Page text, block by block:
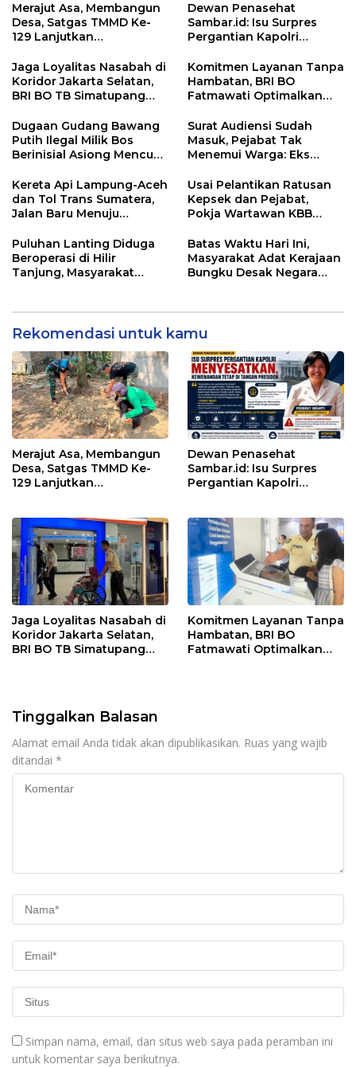
Merajut Asa, Membangun
Desa, Satgas TMMD Ke-
129 Lanjutkan
Dewan Penasehat
Sambar.id: Isu Surpres
Pergantian Kapolri
Kewenangan Mutlak di
Tangan Presiden
Jaga Loyalitas Nasabah di
Koridor Jakarta Selatan,
BRI BO TB Simatupang
Komitmen Layanan Tanpa
Hambatan, BRI BO
Fatmawati Optimalkan
Setiap Lini
Dugaan Gudang Bawang
Putih Ilegal Milik Bos
Berinisial Asiong Mencuat,
Didesak Bertindak
Surat Audiensi Sudah
Masuk, Pejabat Tak
Menemui Warga: Eks
Pelayanan Dinas
Transmigrasi Luwu Timur
Kereta Api Lampung-Aceh
dan Tol Trans Sumatera,
Jalan Baru Menuju
Usai Pelantikan Ratusan
Kepsek dan Pejabat,
Pokja Wartawan KBB
Profesionalisme
Puluhan Lanting Diduga
Beroperasi di Hilir
Tanjung, Masyarakat
Batas Waktu Hari Ini,
Masyarakat Adat Kerajaan
Bungku Desak Negara
Rekomendasi untuk kamu
Merajut Asa, Membangun
Desa, Satgas TMMD Ke-
129 Lanjutkan
Dewan Penasehat
Sambar.id: Isu Surpres
Pergantian Kapolri
Tangan Presiden
Jaga Loyalitas Nasabah di
Koridor Jakarta Selatan,
BRI BO TB Simatupang
Komitmen Layanan Tanpa
Hambatan, BRI BO
Fatmawati Optimalkan
Tinggalkan Balasan
Alamat email Anda tidak akan dipublikasikan. Ruas yang wajib
ditandai *
Simpan nama, email, dan situs web saya pada peramban ini
untuk komentar saya berikutnya.